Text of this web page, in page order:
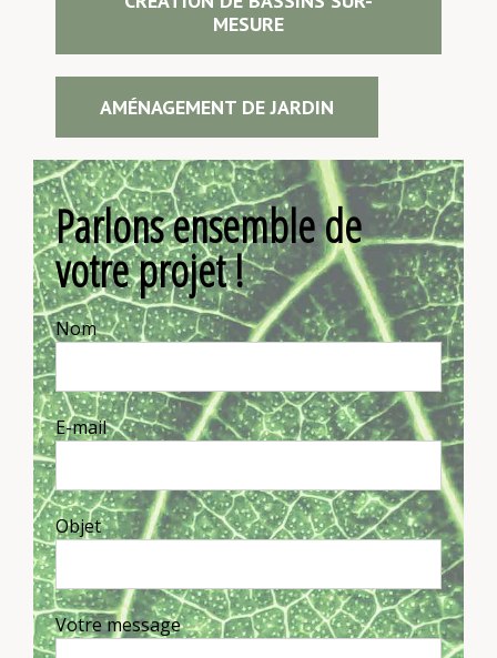
MESURE
AMÉNAGEMENT DE JARDIN
Parlons ensemble de
votre projet !
Nom
E-mail
Objet
Votre message